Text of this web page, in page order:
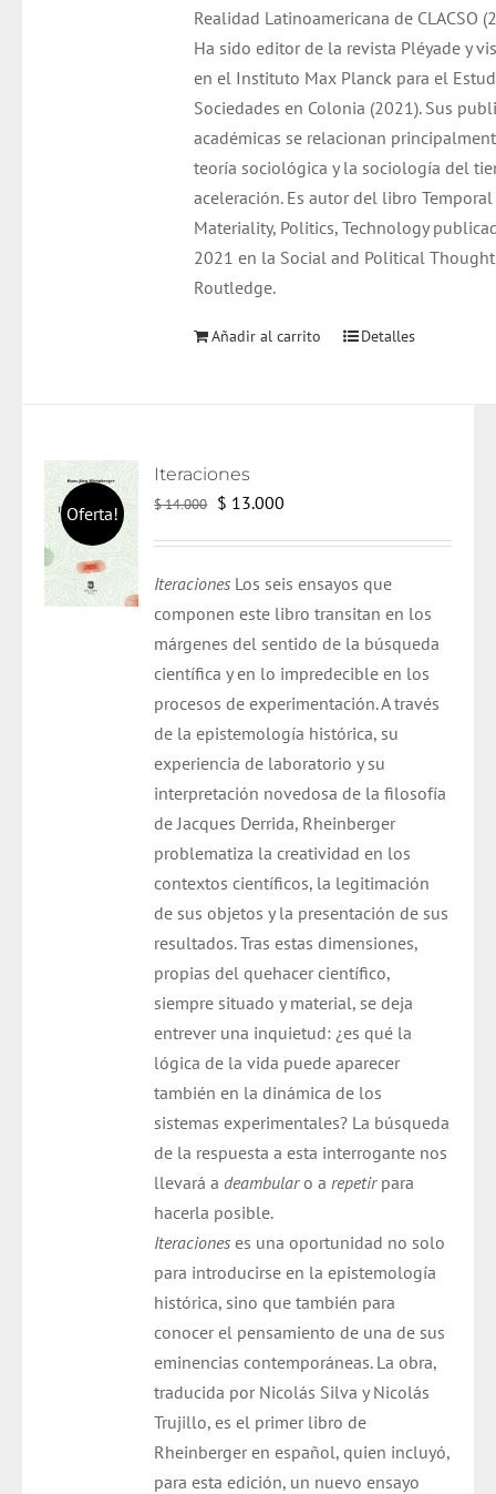
Realidad Latinoamericana de CLACSO
Ha sido editor de la revista Pléyade y
en el Instituto Max Planck para el
Sociedades en Colonia (2021). Sus
académicas se relacionan
teoría sociológica y la sociología del
aceleración. Es autor del libro Temporal
Materiality, Politics, Technology
2021 en la Social and Political Thought
Routledge.
Añadir al carrito Detalles
Oferta!
Iteraciones
$14.000 El
era:
$ 14.000.
$ 13.000
es:
$ 13.000.
Iteraciones Los seis ensayos que
componen este libro transitan en los
márgenes del sentido de la búsqueda
científica y en lo impredecible en los
procesos de experimentación. A través
de la epistemología histórica, su
experiencia de laboratorio y su
interpretación novedosa de la filosofía
de Jacques Derrida, Rheinberger
problematiza la creatividad en los
contextos científicos, la legitimación
de sus objetos y la presentación de sus
resultados. Tras estas dimensiones,
propias del quehacer científico,
siempre situado y material, se deja
entrever una inquietud: ¿es qué la
lógica de la vida puede aparecer
también en la dinámica de los
sistemas experimentales? La búsqueda
de la respuesta a esta interrogante nos
llevará adeambularo arepetir para
hacerla posible.
Iteraciones es una oportunidad no solo
para introducirse en la epistemología
histórica, sino que también para
conocer el pensamiento de una de sus
eminencias contemporáneas. La obra,
traducida por Nicolás Silva y Nicolás
Trujillo, es el primer libro de
Rheinberger en español, quien incluyó,
para esta edición, un nuevo ensayo